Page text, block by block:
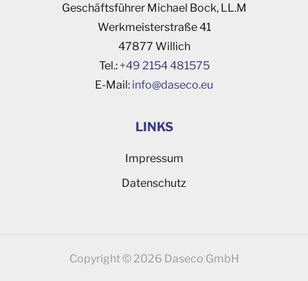
Geschäftsführer Michael Bock, LL.M
Werkmeisterstraße 41
47877 Willich
Tel.: +49 2154 481575
E-Mail:
ue.oc
esad@
ofni
LINKS
Impressum
Datenschutz
Copyright © 2026 Daseco GmbH